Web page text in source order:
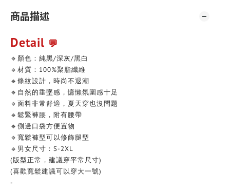
商品描述
Detail 💬
🔹顏色：純黑/深灰/黑白
🔹材質：100%聚脂纖維
🔹條紋設計，時尚不退潮
🔹自然的垂墜感，慵懶氛圍感十足
🔹面料非常舒適，夏天穿也沒問題
🔹鬆緊褲腰，附有腰帶
🔹側邊口袋方便置物
🔹寬鬆褲型可以修飾腿型
🔹男女尺寸：S-2XL
(版型正常，建議穿平常尺寸)
(喜歡寬鬆建議可以穿大一號)
-